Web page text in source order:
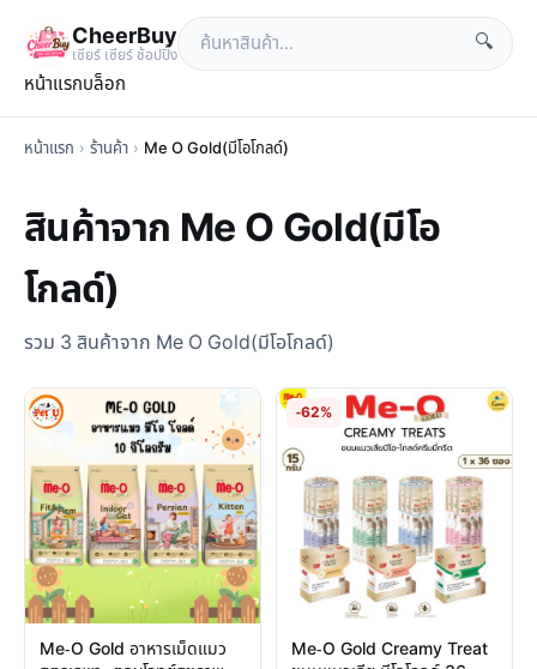
CheerBuy
เซียร์ เซียร์ ช้อปปิ้ง
🔍
หน้าแรกบล็อก
หน้าแรก › ร้านค้า › Me O Gold(มีโอโกลด์)
สินค้าจาก Me O Gold(มีโอ
โกลด์)
รวม 3 สินค้าจาก Me O Gold(มีโอโกลด์)
Me-O Gold อาหารเม็ดแมว
-62%
Me-O Gold Creamy Treat